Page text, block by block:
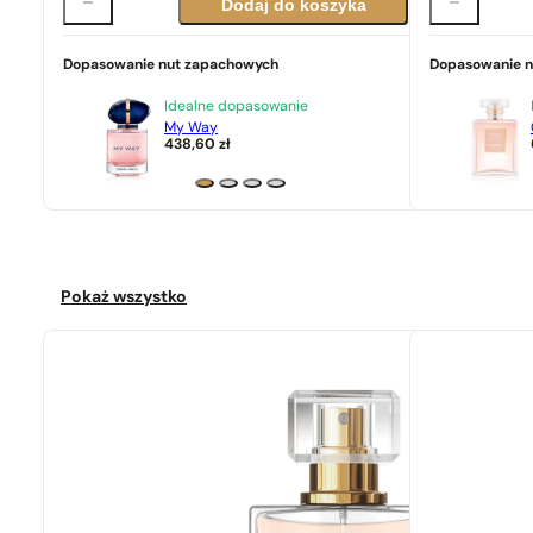
Dodaj do koszyka
Dopasowanie nut zapachowych
Idealne dopasowanie
My Way
438,60zł
Dopasowanie
Pokaż wszystko